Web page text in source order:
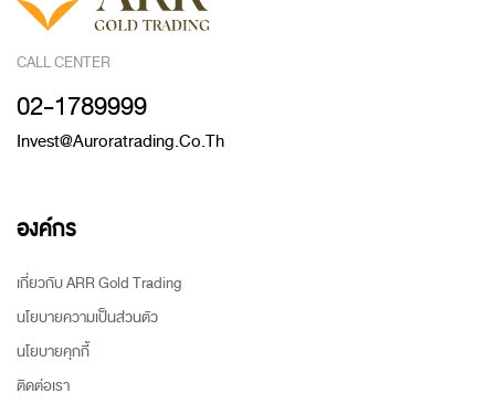
CALL CENTER
02-1789999
Invest@auroratrading.co.th
องค์กร
เกี่ยวกับ ARR Gold Trading
นโยบายความเป็นส่วนตัว
นโยบายคุกกี้
ติดต่อเรา